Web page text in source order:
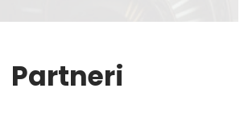
Partneri